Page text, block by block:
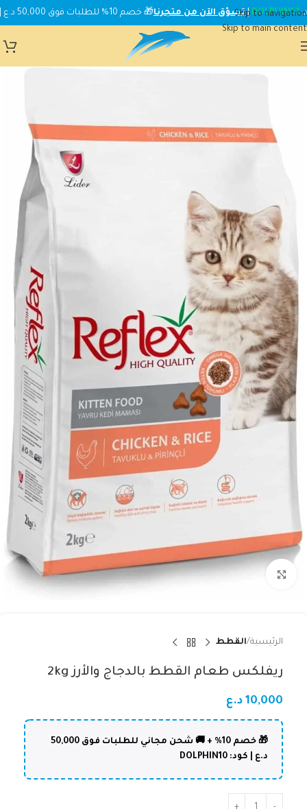
Skip to navigation
Skip to main content
DOLPHIN10
|تسوّق الآن من متجرنا🎁 خصم 10% للطلبات فوق 50,000 د.ع | استخدم الكود:
الرئيسية القطط
ريفلكس طعام القطط بالدجاج والأرز 2kg
10,000 د.ع
🎁 خصم 10% + 🚚 شحن مجاني للطلبات فوق 50,000
د.ع | كود: DOLPHIN10